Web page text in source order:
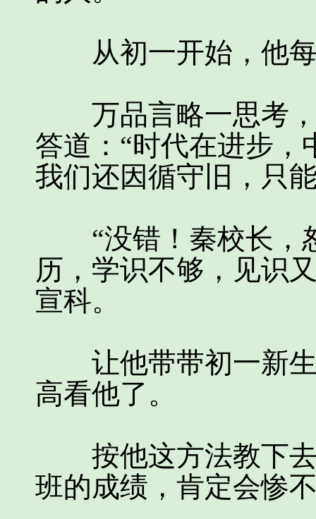
从初一开始，他每
万品言略一思考，
答道：“时代在进步
我们还因循守旧，只
“没错！秦校长，
历，学识不够，见识
宣科。
让他带带初一新生
高看他了。
按他这方法教下去
班的成绩，肯定会惨